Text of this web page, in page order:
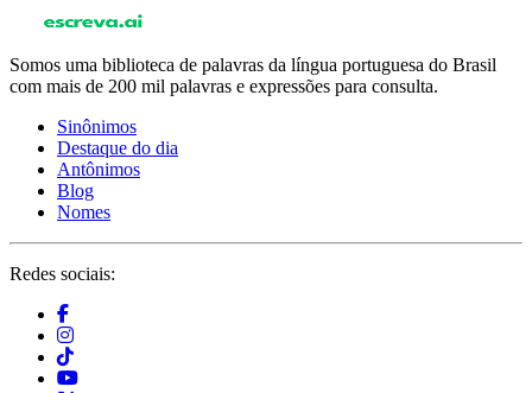
Somos uma biblioteca de palavras da língua portuguesa do Brasil
com mais de 200 mil palavras e expressões para consulta.
Sinônimos
Destaque do dia
Antônimos
Blog
Nomes
Redes sociais: